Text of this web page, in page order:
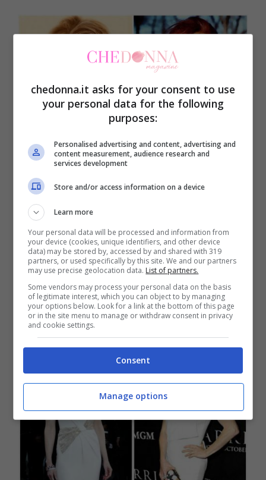
chedonna.it asks for your consent to use
your personal data for the following
purposes:
Personalised advertising and content, advertising and
content measurement, audience research and
services development
Store and/or access information on a device
Learn more
Your personal data will be processed and information from
your device (cookies, unique identifiers, and other device
data) may be stored by, accessed by and shared with 319
partners, or used specifically by this site. We and our partners
may use precise geolocation data. List of partners.
Some vendors may process your personal data on the basis
of legitimate interest, which you can object to by managing
your options below. Look for a link at the bottom of this page
or in the site menu to manage or withdraw consent in privacy
and cookie settings.
Consent
Manage options